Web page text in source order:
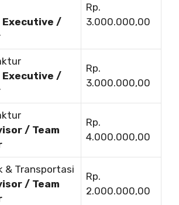
/
Rp.
3.000.000,00
/
Rp.
3.000.000,00
/ Team
Rp.
4.000.000,00
& Transportasi
/ Team
Rp.
2.000.000,00